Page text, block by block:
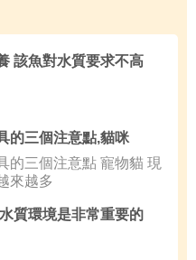
該魚對水質要求不高
的三個注意點,貓咪
的三個注意點 寵物貓 現
來越多
質環境是非常重要的